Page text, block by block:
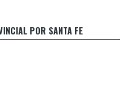
POR SANTA FE
decisión política”